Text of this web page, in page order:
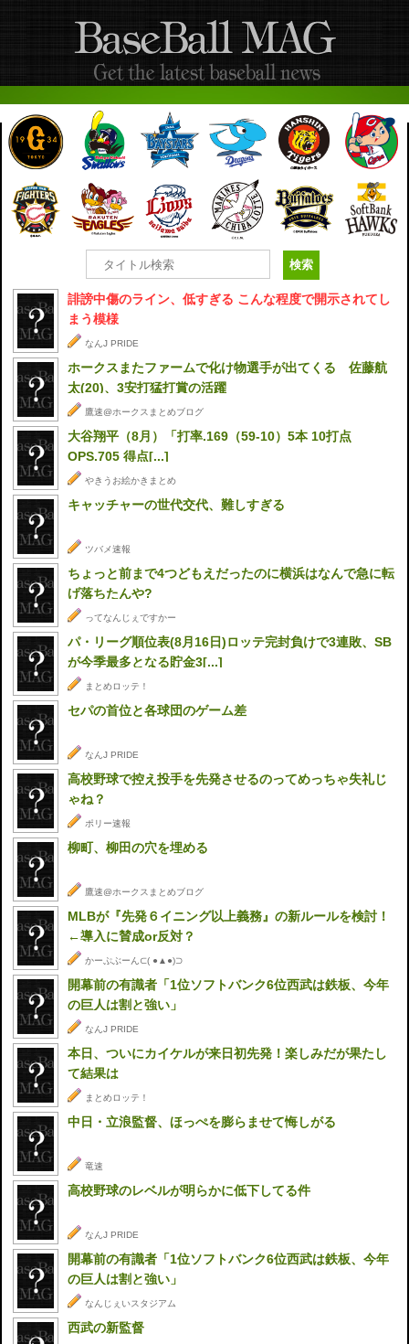
誹謗中傷のライン、低すぎる こんな程度で開示されてし
まう模様
なんJ PRIDE
ホークスまたファームで化け物選手が出てくる 佐藤航
太(20)、3安打猛打賞の活躍
鷹速@ホークスまとめブログ
大谷翔平（8月）「打率.169（59-10）5本 10打点
OPS.705 得点[...]
やきうお絵かきまとめ
キャッチャーの世代交代、難しすぎる
ツバメ速報
ちょっと前まで4つどもえだったのに横浜はなんで急に転
げ落ちたんや?
ってなんじぇですかー
パ・リーグ順位表(8月16日)ロッテ完封負けで3連敗、SB
が今季最多となる貯金3[...]
まとめロッテ！
セパの首位と各球団のゲーム差
なんJ PRIDE
高校野球で控え投手を先発させるのってめっちゃ失礼じ
ゃね？
ポリー速報
柳町、柳田の穴を埋める
鷹速@ホークスまとめブログ
MLBが『先発６イニング以上義務』の新ルールを検討！
←導入に賛成or反対？
かーぷぶーん⊂( ●▲●)⊃
開幕前の有識者「1位ソフトバンク6位西武は鉄板、今年
の巨人は割と強い」
なんJ PRIDE
本日、ついにカイケルが来日初先発！楽しみだが果たし
て結果は
まとめロッテ！
中日・立浪監督、ほっぺを膨らませて悔しがる
竜速
高校野球のレベルが明らかに低下してる件
なんJ PRIDE
開幕前の有識者「1位ソフトバンク6位西武は鉄板、今年
の巨人は割と強い」
なんじぇいスタジアム
西武の新監督